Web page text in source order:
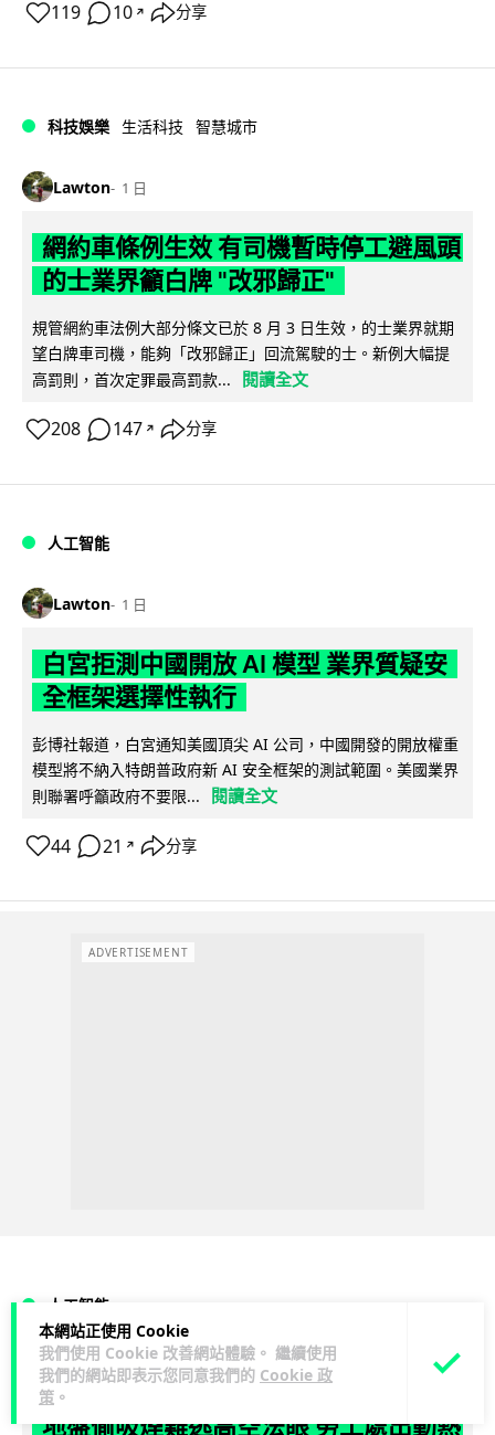
本網站正使用 Cookie
我們使用 Cookie 改善網站體驗。 繼續使用
我們的網站即表示您同意我們的 Cookie 政
策 。
119 10 ↗ 分享
科技娛樂 生活科技 智慧城市
Lawton 1 日
網約車條例生效 有司機暫時停工避風頭
的士業界籲白牌 "改邪歸正"
規管網約車法例大部分條文已於 8 月 3 日生效，的士業界就期
望白牌車司機，能夠「改邪歸正」回流駕駛的士。新例大幅提
高罰則，首次定罪最高罰款...
閱讀全文
208 147 ↗ 分享
人工智能
Lawton 1 日
白宮拒測中國開放 AI 模型 業界質疑安
全框架選擇性執行
彭博社報道，白宮通知美國頂尖 AI 公司，中國開發的開放權重
模型將不納入特朗普政府新 AI 安全框架的測試範圍。美國業界
則聯署呼籲政府不要限...
閱讀全文
44 21 ↗ 分享
ADVERTISEMENT
人工智能
Vin 1 日
地盤偷吸煙難逃高空法眼 勞工處出動熱